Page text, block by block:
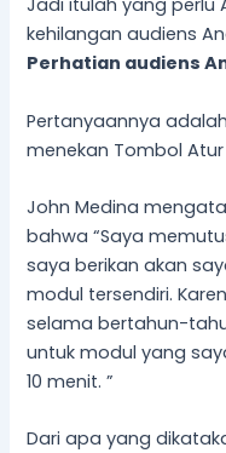
Jadi itulah yang perlu
kehilangan audiens
Perhatian audiens
Pertanyaannya
menekan Tombol
John Medina
bahwa “Saya
saya berikan akan
modul tersendiri.
selama bertahun-
untuk modul yang
10 menit. ”
Dari apa yang